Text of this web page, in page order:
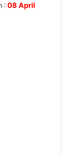
:08 April